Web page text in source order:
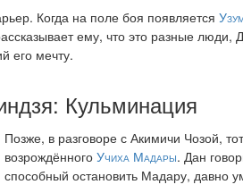
Когда на поле боя появляется
ему, что это разные люди,
его мечту.
Кульминация
Позже, в разговоре с Акимичи Чозой,
возрождённого Учиха Мадары. Дан
способный остановить Мадару, давно